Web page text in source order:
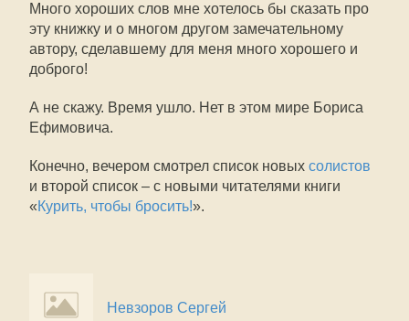
Много хороших слов мне хотелось бы сказать про
эту книжку и о многом другом замечательному
автору, сделавшему для меня много хорошего и
доброго!
А не скажу. Время ушло. Нет в этом мире Бориса
Ефимовича.
Конечно, вечером смотрел список новых солистов
и второй список – с новыми читателями книги
«Курить, чтобы бросить!».
Невзоров Сергей